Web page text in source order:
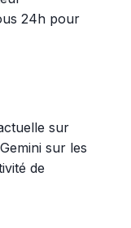
24h pour
sur
sur les
de